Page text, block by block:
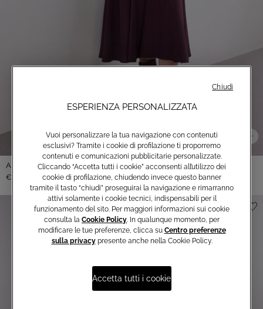
Abito midi con gonna arricciata
€149,00
ESPERIENZA PERSONALIZZATA
Vuoi personalizzare la tua navigazione con contenuti
esclusivi? Tramite i cookie di profilazione ti proporremo
contenuti e comunicazioni pubblicitarie personalizzate.
Cliccando “Accetta tutti i cookie” acconsenti all’utilizzo dei
cookie di profilazione, chiudendo invece questo banner
tramite il tasto “chiudi” proseguirai la navigazione e rimarranno
attivi solamente i cookie tecnici, indispensabili per il
funzionamento del sito. Per maggiori informazioni sui cookie
consulta la Cookie Policy. In qualunque momento, per
modificare le tue preferenze, clicca su Centro preferenze
sulla privacypresente anche nella Cookie Policy.
Accetta tutti i cookie
Chiudi